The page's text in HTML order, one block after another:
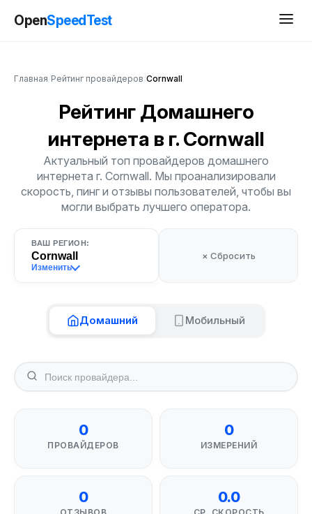
OpenSpeedTest
Главная Рейтинг провайдеров Cornwall
Рейтинг Домашнего
интернета в г. Cornwall
Актуальный топ провайдеров домашнего
интернета г. Cornwall. Мы проанализировали
скорость, пинг и отзывы пользователей, чтобы вы
могли выбрать лучшего оператора.
ВАШ РЕГИОН:
Cornwall
Изменить
× Сбросить
Домашний Мобильный
0
ПРОВАЙДЕРОВ
0
ИЗМЕРЕНИЙ
0 0.0